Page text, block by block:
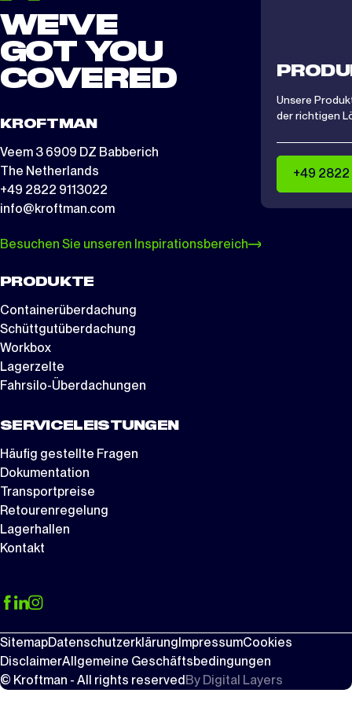
WE'VE
GOT YOU
COVERED
KROFTMAN
Veem 3 6909 DZ Babberich
The Netherlands
+49 2822 9113022
info@kroftman.com
Besuchen Sie unseren Inspirationsbereich
PRODUKTE
Containerüberdachung
Schüttgutüberdachung
Workbox
Lagerzelte
Fahrsilo-Überdachungen
SERVICELEISTUNGEN
Häufig gestellte Fragen
Dokumentation
Transportpreise
Retourenregelung
Lagerhallen
Kontakt
Unsere
der richtigen
+49 2822
SitemapDatenschutzerklärungImpressumCookies
DisclaimerAllgemeine Geschäftsbedingungen
© Kroftman - All rights reservedBy Digital Layers